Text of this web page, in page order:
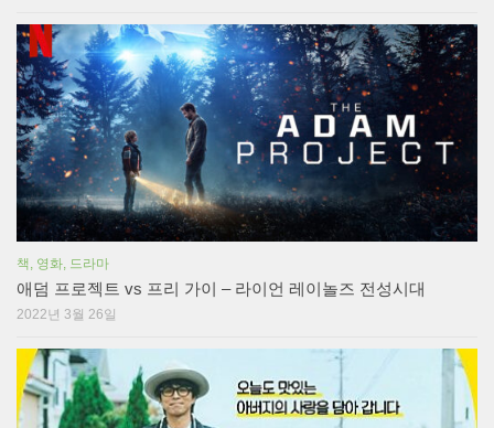
책, 영화, 드라마
애덤 프로젝트 vs 프리 가이 – 라이언 레이놀즈 전성시대
2022년 3월 26일